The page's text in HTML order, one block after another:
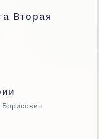
Вторая